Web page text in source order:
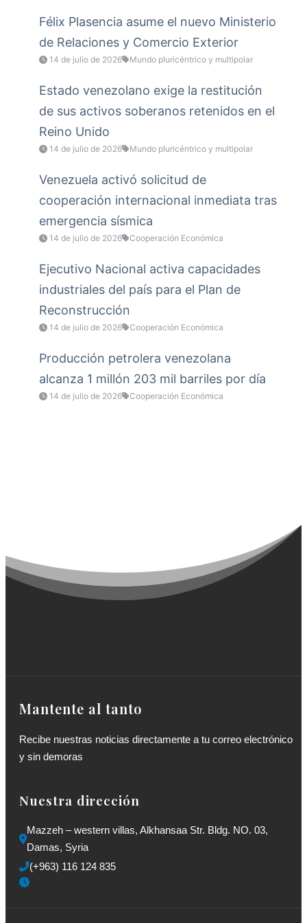
Félix Plasencia asume el nuevo Ministerio
de Relaciones y Comercio Exterior
14 de julio de 2026 Mundo pluricéntrico y multipolar
Estado venezolano exige la restitución
de sus activos soberanos retenidos en el
Reino Unido
14 de julio de 2026 Mundo pluricéntrico y multipolar
Venezuela activó solicitud de
cooperación internacional inmediata tras
emergencia sísmica
14 de julio de 2026 Cooperación Económica
Ejecutivo Nacional activa capacidades
industriales del país para el Plan de
Reconstrucción
14 de julio de 2026 Cooperación Económica
Producción petrolera venezolana
alcanza 1 millón 203 mil barriles por día
14 de julio de 2026 Cooperación Económica
Mantente al tanto
Recibe nuestras noticias directamente a tu correo electrónico
y sin demoras
Nuestra dirección
Mazzeh – western villas, Alkhansaa Str. Bldg. NO. 03,
Damas, Syria
(+963) 116 124 835